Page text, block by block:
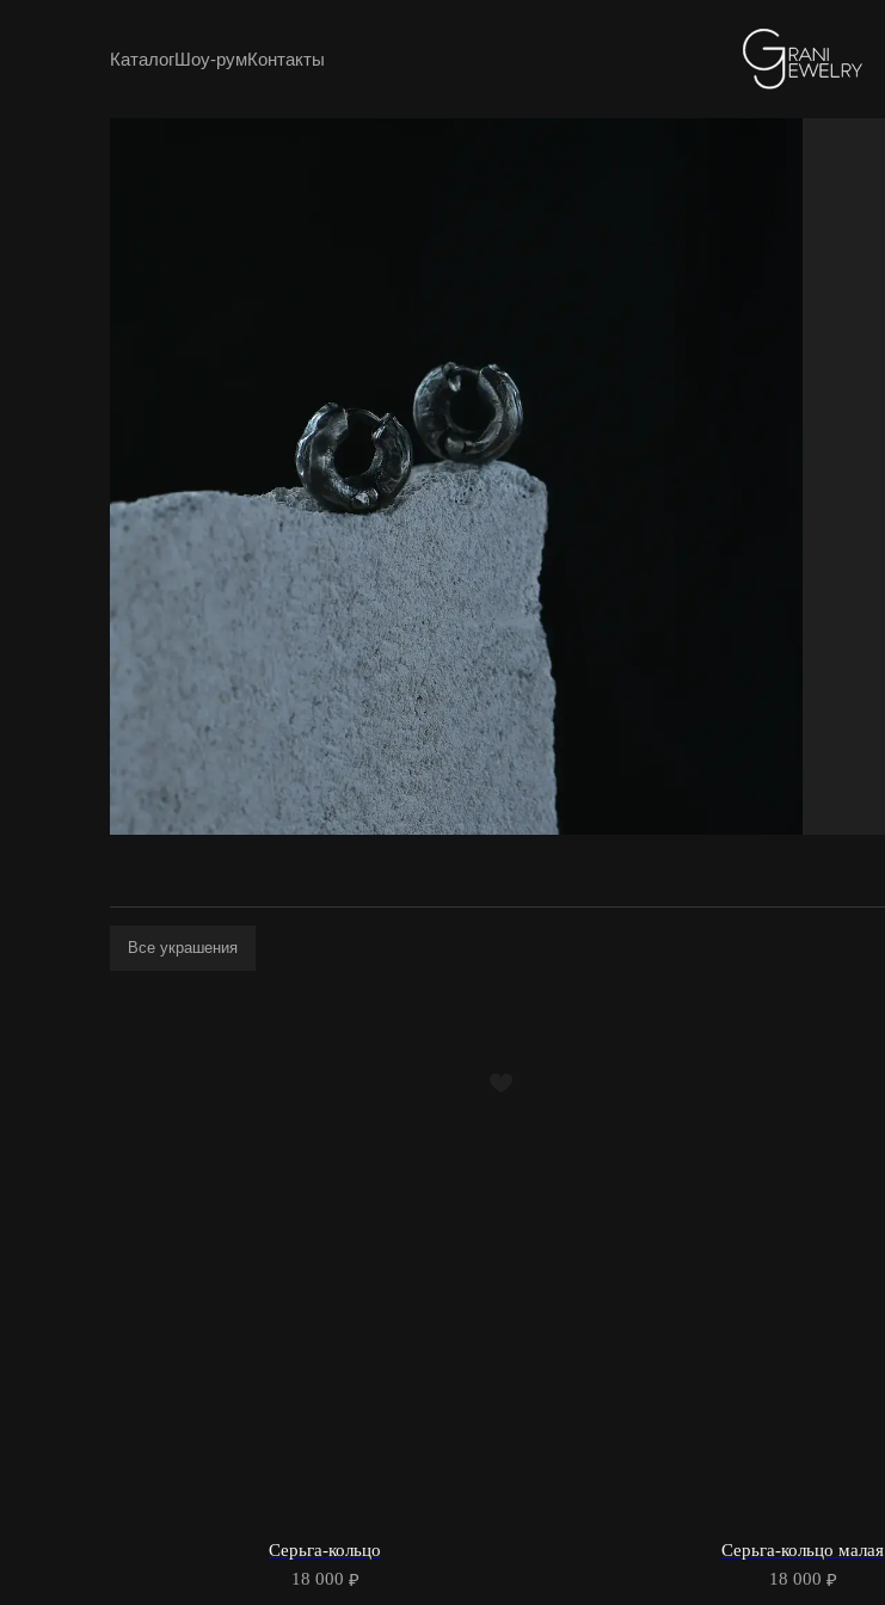
КаталогШоу-румКонтакты
Все украшения
Серьга-кольцо
18 000 ₽
Серьга-кольцо малая
18 000 ₽